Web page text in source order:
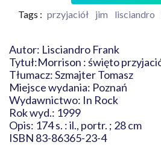
Tags : przyjaciół jim lisciandro
Autor: Lisciandro Frank
Tytuł:Morrison : święto
Tłumacz: Szmajter Tomasz
Miejsce wydania: Poznań
Wydawnictwo: In Rock
Rok wyd.: 1999
Opis: 174 s. : il., portr. ; 28 cm
ISBN 83-86365-23-4